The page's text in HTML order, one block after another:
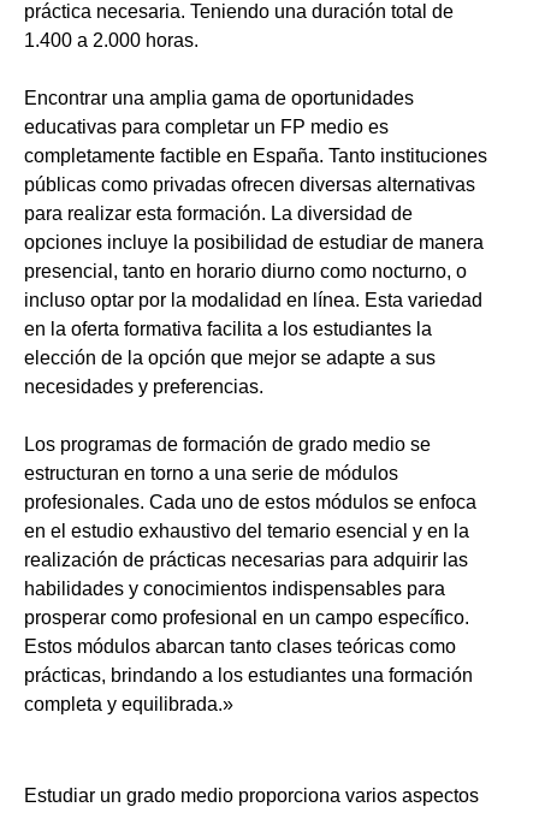
práctica necesaria. Teniendo una duración total de
1.400 a 2.000 horas.
Encontrar una amplia gama de oportunidades
educativas para completar un FP medio es
completamente factible en España. Tanto instituciones
públicas como privadas ofrecen diversas alternativas
para realizar esta formación. La diversidad de
opciones incluye la posibilidad de estudiar de manera
presencial, tanto en horario diurno como nocturno, o
incluso optar por la modalidad en línea. Esta variedad
en la oferta formativa facilita a los estudiantes la
elección de la opción que mejor se adapte a sus
necesidades y preferencias.
Los programas de formación de grado medio se
estructuran en torno a una serie de módulos
profesionales. Cada uno de estos módulos se enfoca
en el estudio exhaustivo del temario esencial y en la
realización de prácticas necesarias para adquirir las
habilidades y conocimientos indispensables para
prosperar como profesional en un campo específico.
Estos módulos abarcan tanto clases teóricas como
prácticas, brindando a los estudiantes una formación
completa y equilibrada.»
Estudiar un grado medio proporciona varios aspectos